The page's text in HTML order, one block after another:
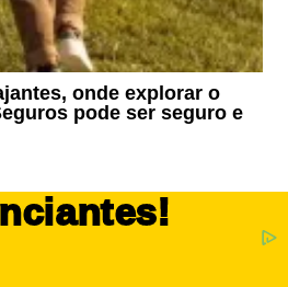
onde explorar o
pode ser seguro e